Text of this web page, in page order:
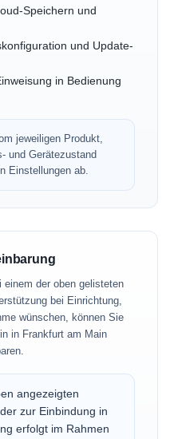
Speichern und
und Update-
in Bedienung
jeweiligen Produkt,
und Gerätezustand
Einstellungen ab.
der oben gelisteten
bei Einrichtung,
wünschen, können Sie
in Frankfurt am Main
angezeigten
zur Einbindung in
erfolgt im Rahmen